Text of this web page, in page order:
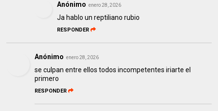
Anónimo enero 28, 2026
Ja hablo un reptiliano rubio
RESPONDER
Anónimo enero 28, 2026
se culpan entre ellos todos incompetentes iriarte el
primero
RESPONDER